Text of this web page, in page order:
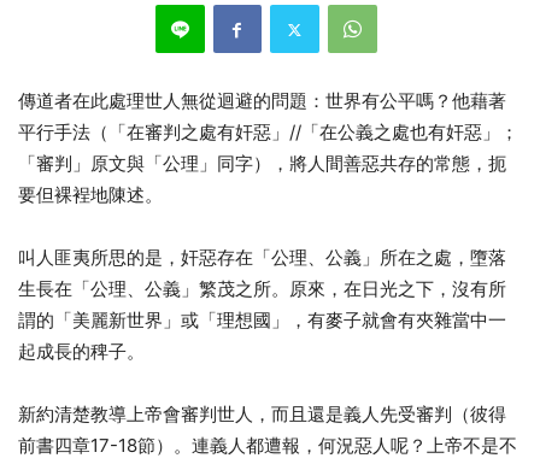
傳道者在此處理世人無從迴避的問題：世界有公平嗎？他藉著
平行手法（「在審判之處有奸惡」//「在公義之處也有奸惡」；
「審判」原文與「公理」同字），將人間善惡共存的常態，扼
要但裸裎地陳述。
叫人匪夷所思的是，奸惡存在「公理、公義」所在之處，墮落
生長在「公理、公義」繁茂之所。原來，在日光之下，沒有所
謂的「美麗新世界」或「理想國」，有麥子就會有夾雜當中一
起成長的稗子。
新約清楚教導上帝會審判世人，而且還是義人先受審判（彼得
前書四章17-18節）。連義人都遭報，何況惡人呢？上帝不是不